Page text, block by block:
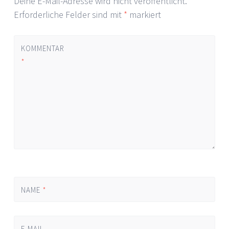
Erforderliche Felder sind mit * markiert
KOMMENTAR
*
NAME *